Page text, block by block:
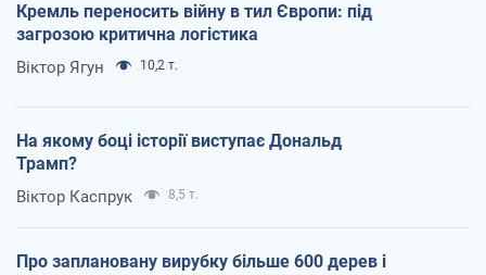
Кремль переносить війну в тил Європи: під
загрозою критична логістика
Віктор Ягун 10,2 т.
На якому боці історії виступає Дональд
Трамп?
Віктор Каспрук 8,5 т.
Про заплановану вирубку більше 600 дерев і